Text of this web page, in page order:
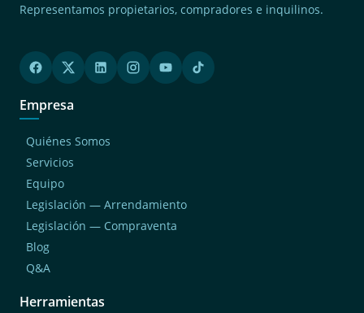
Representamos propietarios, compradores e inquilinos.
Empresa
Quiénes Somos
Servicios
Equipo
Legislación — Arrendamiento
Legislación — Compraventa
Blog
Q&A
Herramientas